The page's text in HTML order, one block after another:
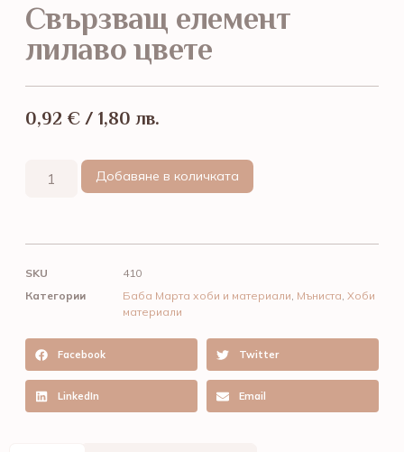
Свързващ елемент
лилаво цвете
0,92 € / 1,80 лв.
Добавяне в количката
SKU
410
Категории
Баба Марта хоби и материали, Мъниста, Хоби
материали
Facebook Twitter
LinkedIn Email